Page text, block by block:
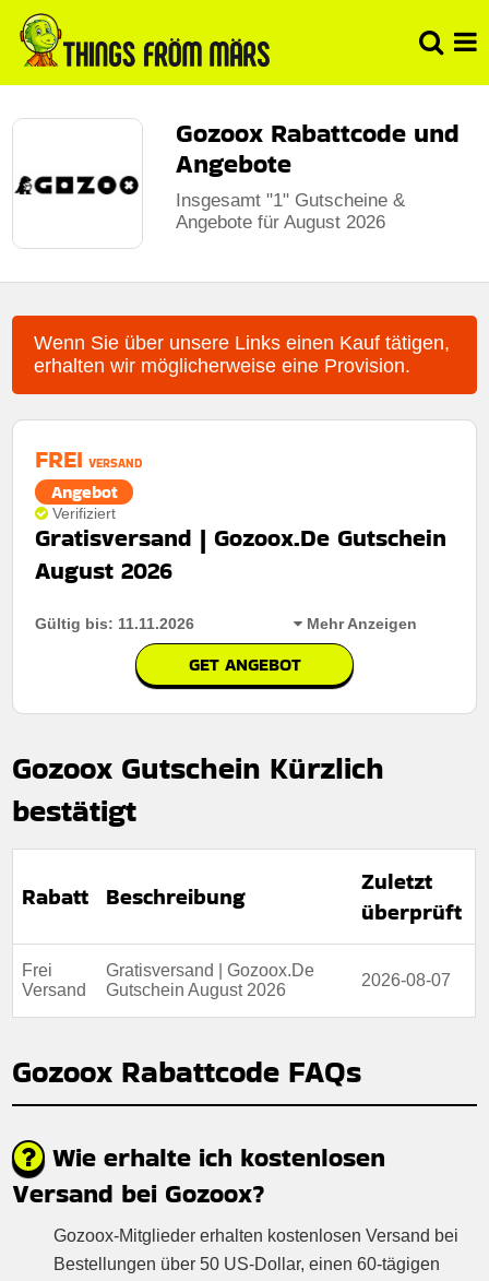
Gozoox Rabattcode und
Angebote
Insgesamt "1" Gutscheine &
Angebote für August 2026
Wenn Sie über unsere Links einen Kauf tätigen,
erhalten wir möglicherweise eine Provision.
FREI VERSAND
Angebot
Verifiziert
Gratisversand | Gozoox.De Gutschein
August 2026
Gültig bis: 11.11.2026 Mehr Anzeigen
GET ANGEBOT
verfügbar.
Mindestkaufbetrag:
Zeitlich begrenztes angebot
Nicht mit anderen Aktionen kombinierbar
Nutzungsbedingungen auf der Website des Händlers.
Gozoox Gutschein Kürzlich
bestätigt
Rabatt Beschreibung
Zuletzt
überprüft
Frei
Versand
Gratisversand | Gozoox.De
Gutschein August 2026
2026-08-07
Gozoox Rabattcode FAQs
Wie erhalte ich kostenlosen
Versand bei Gozoox?
Gozoox-Mitglieder erhalten kostenlosen Versand bei
Bestellungen über 50 US-Dollar, einen 60-tägigen